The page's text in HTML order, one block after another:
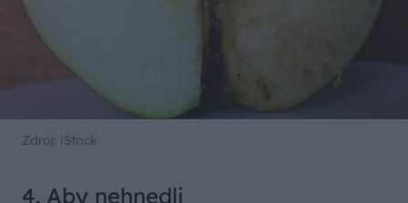
Zdroj: iStock
4. Aby nehnedli